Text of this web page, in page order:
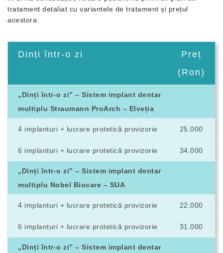
tratament detaliat cu variantele de tratament și prețul
acestora.
Dinți într-o zi
Preț
(Ron)
„Dinți într-o zi” – Sistem implant dentar
multiplu Straumann ProArch – Elveția
4 implanturi + lucrare protetică provizorie 25.000
6 implanturi + lucrare protetică provizorie 34.000
„Dinți într-o zi” – Sistem implant dentar
multiplu Nobel Biocare – SUA
4 implanturi + lucrare protetică provizorie 22.000
6 implanturi + lucrare protetică provizorie 31.000
„Dinți într-o zi” – Sistem implant dentar